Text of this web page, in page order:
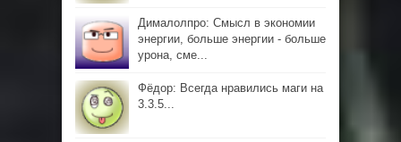
Дималолпро: Смысл в экономии
энергии, больше энергии - больше
урона, сме...
Фёдор: Всегда нравились маги на
3.3.5...